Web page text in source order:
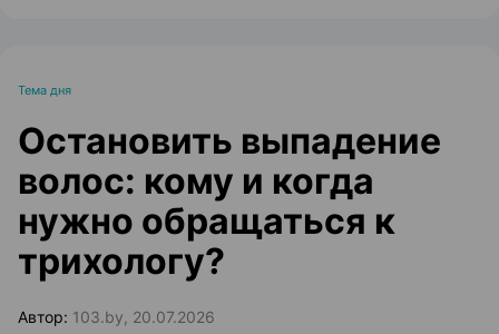
Тема дня
Остановить выпадение
волос: кому и когда
нужно обращаться к
трихологу?
Автор: 103.by, 20.07.2026